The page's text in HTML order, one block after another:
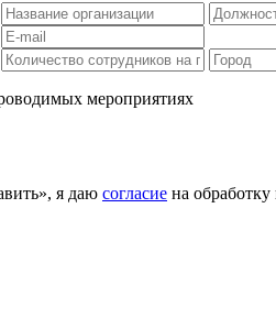
мероприятиях
я даю согласие на